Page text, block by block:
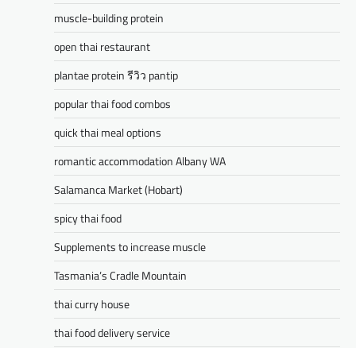
muscle-building protein
open thai restaurant
plantae protein รีวิว pantip
popular thai food combos
quick thai meal options
romantic accommodation Albany WA
Salamanca Market (Hobart)
spicy thai food
Supplements to increase muscle
Tasmania’s Cradle Mountain
thai curry house
thai food delivery service